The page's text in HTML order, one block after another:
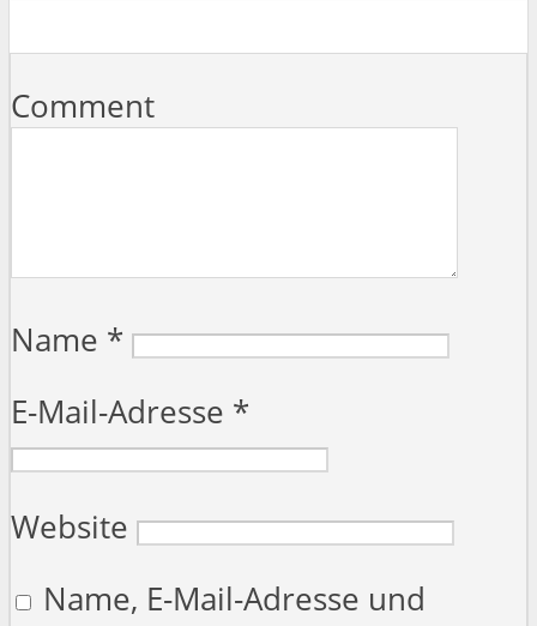
Comment
Name *
E-Mail-Adresse *
Website
Name, E-Mail-Adresse und